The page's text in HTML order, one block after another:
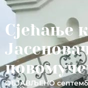
Сјећање
ОБЈАВЉЕНО